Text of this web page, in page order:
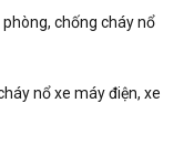
chống cháy nổ
nổ xe máy điện, xe